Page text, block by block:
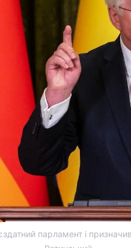
парламент і